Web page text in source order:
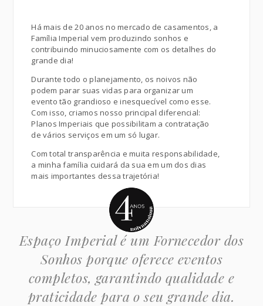
Há mais de 20 anos no mercado de casamentos, a
Família Imperial vem produzindo sonhos e
contribuindo minuciosamente com os detalhes do
grande dia!
Durante todo o planejamento, os noivos não
podem parar suas vidas para organizar um
evento tão grandioso e inesquecível como esse.
Com isso, criamos nosso principal diferencial:
Planos Imperiais que possibilitam a contratação
de vários serviços em um só lugar.
Com total transparência e muita responsabilidade,
a minha família cuidará da sua em um dos dias
mais importantes dessa trajetória!
Espaço Imperial é um Fornecedor dos
Sonhos porque oferece eventos
completos, garantindo qualidade e
praticidade para o seu grande dia.